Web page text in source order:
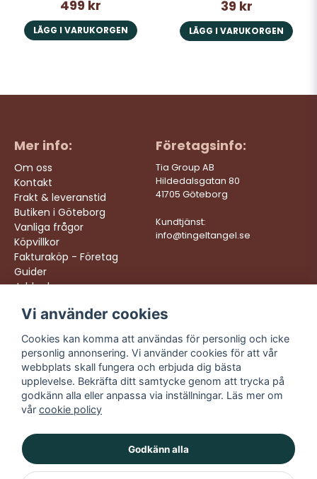
499 kr
LÄGG I VARUKORGEN
39 kr
LÄGG I VARUKORGEN
Mer info:
Om oss
Kontakt
Frakt & leveranstid
Butiken i Göteborg
Vanliga frågor
Köpvillkor
Fakturaköp - Företag
Guider
Jobba hos oss
Företagsinfo:
Tia Group AB
Hildedalsgatan 80
41705 Göteborg
Kundtjänst:
info@tingeltangel.se
Följ oss:
Instagram
Facebook
TikTok
YouTube
Vi levererar:
Snabba leveranser
Trygga köp
Fri frakt över 499:-
Trevlig kundtjänst
Vi använder cookies
Cookies kan komma att användas för personlig och icke
personlig annonsering. Vi använder cookies för att vår
webbplats skall fungera och erbjuda dig bästa
upplevelse. Bekräfta ditt samtycke genom att trycka på
godkänn alla eller anpassa via inställningar. Läs mer om
vår cookie policy
Godkänn alla